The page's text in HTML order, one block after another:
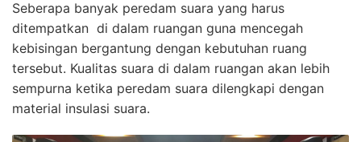
Seberapa banyak peredam suara yang harus
ditempatkan di dalam ruangan guna mencegah
kebisingan bergantung dengan kebutuhan ruang
tersebut. Kualitas suara di dalam ruangan akan lebih
sempurna ketika peredam suara dilengkapi dengan
material insulasi suara.